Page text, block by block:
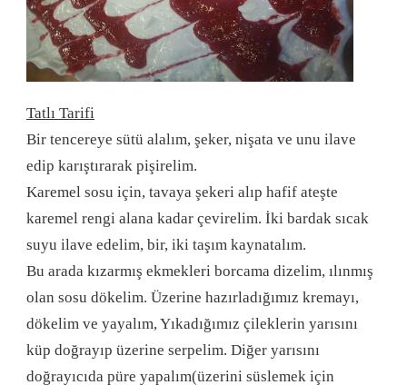
Tatlı Tarifi
Bir tencereye sütü alalım, şeker, nişata ve unu ilave
edip karıştırarak pişirelim.
Karemel sosu için, tavaya şekeri alıp hafif ateşte
karemel rengi alana kadar çevirelim. İki bardak sıcak
suyu ilave edelim, bir, iki taşım kaynatalım.
Bu arada kızarmış ekmekleri borcama dizelim, ılınmış
olan sosu dökelim. Üzerine hazırladığımız kremayı,
dökelim ve yayalım, Yıkadığımız çileklerin yarısını
küp doğrayıp üzerine serpelim. Diğer yarısını
doğrayıcıda püre yapalım(üzerini süslemek için